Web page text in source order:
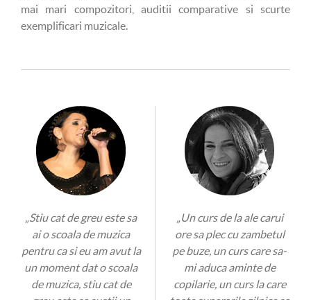
mai mari compozitori, auditii comparative si scurte
exemplificari muzicale.
„Stiu cat de greu este sa
ai o scoala de muzica
pentru ca si eu am avut la
un moment dat o scoala
de muzica, stiu cat de
„Un curs de la ale carui
ore sa plec cu zambetul
pe buze, un curs care sa-
mi aduca aminte de
copilarie, un curs la care